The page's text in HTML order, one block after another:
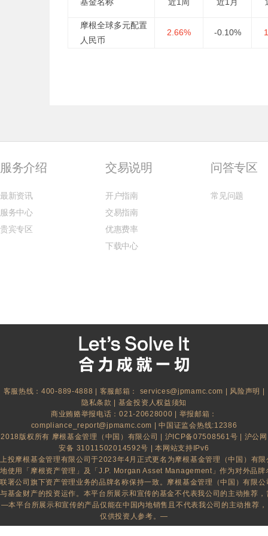
摩根全球多元配置
人民币
2.66% -0.10%
服务介绍
最新资讯
服务中心
贵宾专区
交易说明
开户指南
交易指南
优惠费率
下载中心
问答专区
常见问题
客服热线：400-889-4888 | 客服邮箱： services@jpmamc.com 风险声明
隐私条款
基金投资人权益须知
商业贿赂举报电话：021-20628000 | 举报邮箱：
compliance_report@jpmamc.com
| 中国证监会热线:12386
2018版权所有 摩根基金管理（中国）有限公司 | 沪ICP备07508561号
沪公网
安备 31011502014592号
| 本网站支持IPv6
上投摩根基金管理有限公司于2023年4月正式更名为摩根基金管理（中国）有
地使用「摩根资产管理」及「J.P. Morgan Asset Management」作为对外品
联署公司旗下资产管理业务的品牌名称保持一致。摩根基金管理（中国）有限
与基金财产的投资运作。本平台所展示和宣传的基金不代表我公司的主动推荐
—本平台所展示和宣传的产品仅能在中国内地销售且不代表我公司的主动推荐，
仅供投资人参考。—